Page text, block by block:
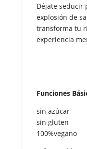
Déjate seducir
explosión de
transforma tu
experiencia
Funciones
sin azúcar
sin gluten
100%vegano